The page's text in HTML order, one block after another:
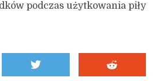
podczas użytkowania piły